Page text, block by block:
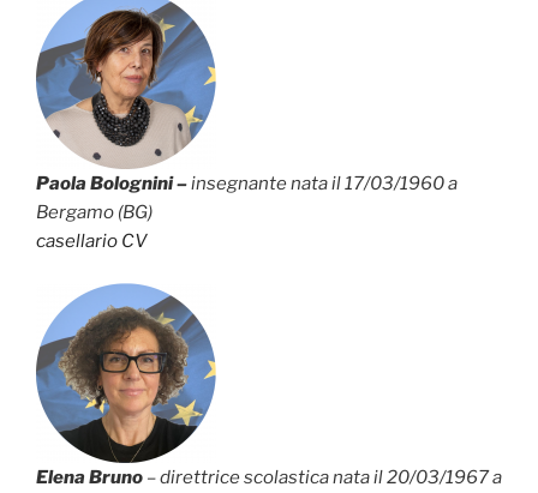
Paola Bolognini –insegnante nata il 17/03/1960 a
Bergamo (BG)
casellario CV
Elena Bruno – direttrice scolastica nata il 20/03/1967 a